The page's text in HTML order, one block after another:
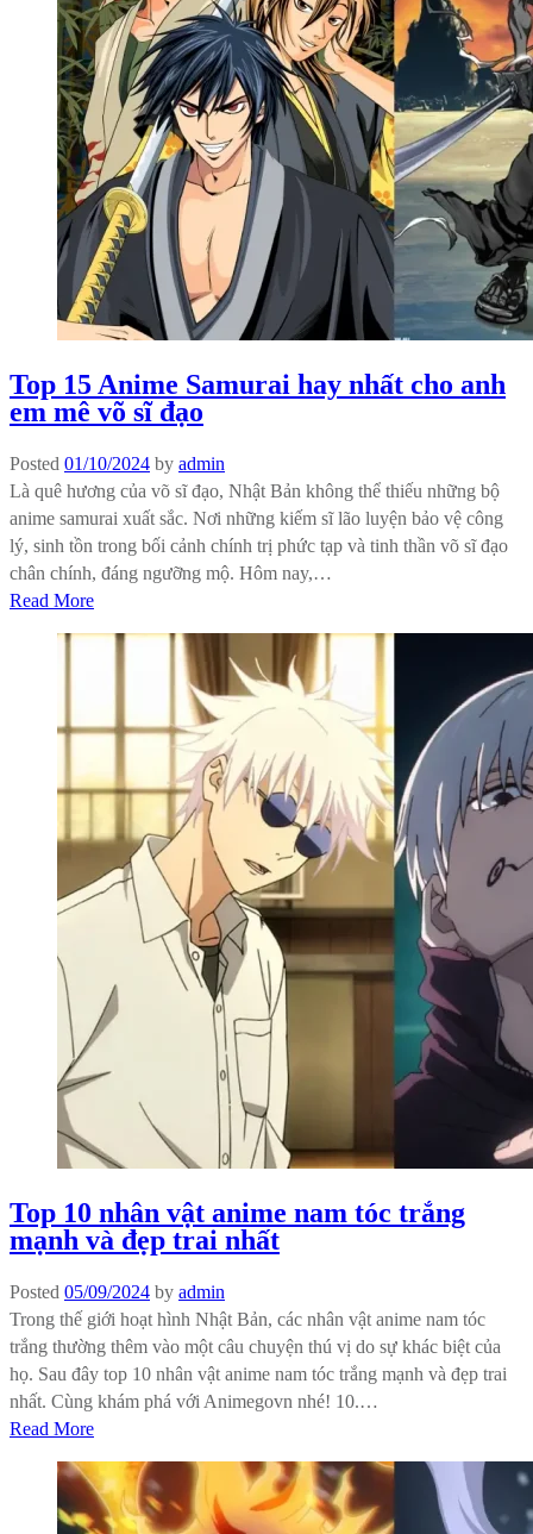
Top 15 Anime Samurai hay nhất cho anh
em mê võ sĩ đạo
Posted 01/10/2024 by admin
Là quê hương của võ sĩ đạo, Nhật Bản không thể thiếu những bộ
anime samurai xuất sắc. Nơi những kiếm sĩ lão luyện bảo vệ công
lý, sinh tồn trong bối cảnh chính trị phức tạp và tinh thần võ sĩ đạo
chân chính, đáng ngưỡng mộ. Hôm nay,…
Read More
Top 10 nhân vật anime nam tóc trắng
mạnh và đẹp trai nhất
Posted 05/09/2024 by admin
Trong thế giới hoạt hình Nhật Bản, các nhân vật anime nam tóc
trắng thường thêm vào một câu chuyện thú vị do sự khác biệt của
họ. Sau đây top 10 nhân vật anime nam tóc trắng mạnh và đẹp trai
nhất. Cùng khám phá với Animegovn nhé! 10.…
Read More